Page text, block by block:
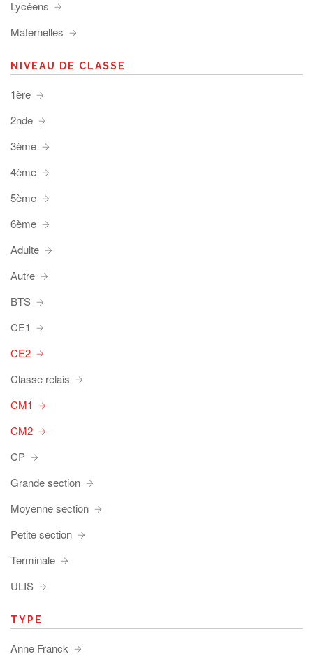
Lycéens
Maternelles
NIVEAU DE CLASSE
1ère
2nde
3ème
4ème
5ème
6ème
Adulte
Autre
BTS
CE1
CE2
Classe relais
CM1
CM2
CP
Grande section
Moyenne section
Petite section
Terminale
ULIS
TYPE
Anne Franck